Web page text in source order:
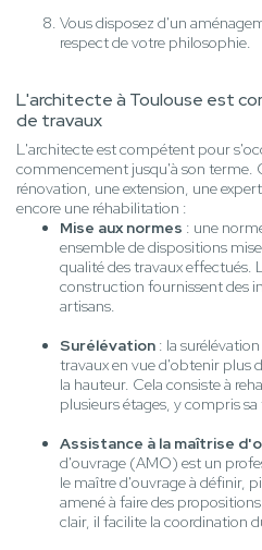
Vous disposez d'un
respect de votre philosophie.
L'architecte à Toulouse est
de travaux
L'architecte est compétent pour
commencement jusqu'à son terme.
rénovation, une extension, une
encore une réhabilitation :
Mise aux normes : une
ensemble de dispositions
qualité des travaux effectués.
construction fournissent des
artisans.
Surélévation : la
travaux en vue d'obtenir plus
la hauteur. Cela consiste à
plusieurs étages, y compris
Assistance à la maîtrise
d'ouvrage (AMO) est un
le maître d'ouvrage à définir,
amené à faire des
clair, il facilite la coordination